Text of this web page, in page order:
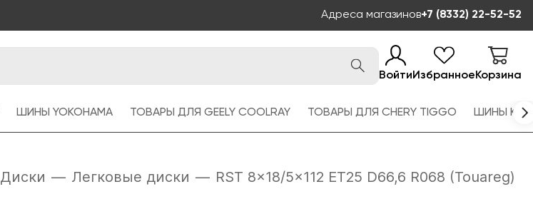
Адреса магазинов+7 (8332) 22-52-52
ВойтиИзбранноеКорзина
ШИНЫ YOKOHAMA ТОВАРЫ ДЛЯ GEELY COOLRAY ТОВАРЫ ДЛЯ CHERY TIGGO ШИНЫ
Диски — Легковые диски — RST 8x18/5x112 ET25 D66,6 R068 (Touareg)